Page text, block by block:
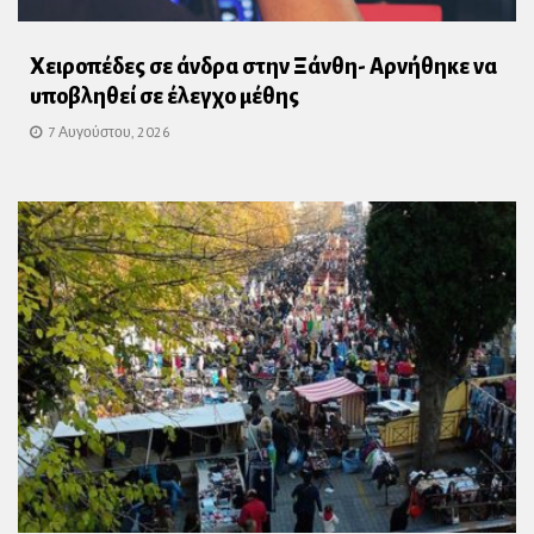
Χειροπέδες σε άνδρα στην Ξάνθη- Αρνήθηκε να
υποβληθεί σε έλεγχο μέθης
7 Αυγούστου, 2026